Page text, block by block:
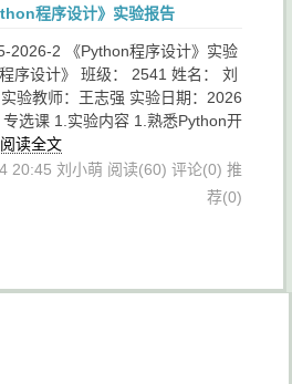
程序设计》实验报告
2026-2 《Python程序设计》实验
序设计》 班级： 2541 姓名： 刘
验教师：王志强 实验日期：2026
选课 1.实验内容 1.熟悉Python开
阅读全文
20:45 刘小萌 阅读(60) 评论(0) 推
荐(0)